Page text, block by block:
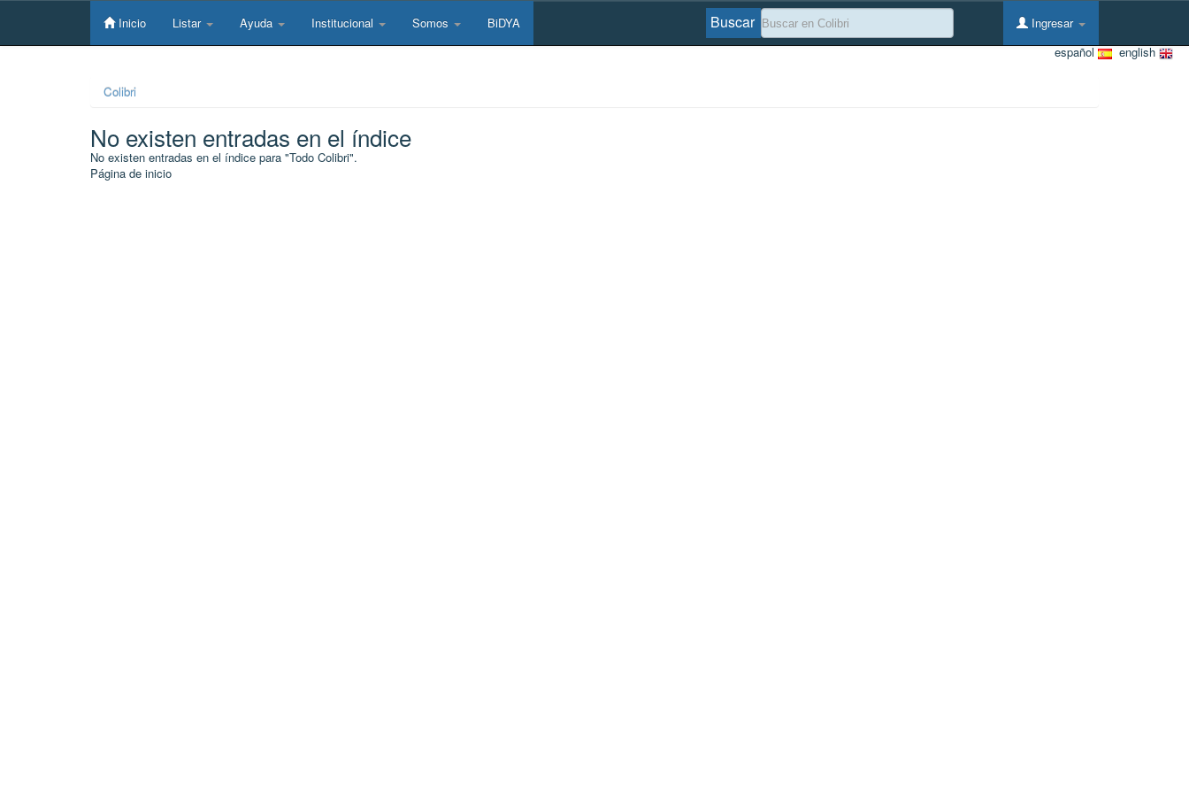
Skip
Inicio Listar Ayuda Institucional Somos BiDYA Ingresar
Buscar
english
español
Colibri
No existen entradas en el índice
No existen entradas en el índice para "Todo Colibri".
Página de inicio